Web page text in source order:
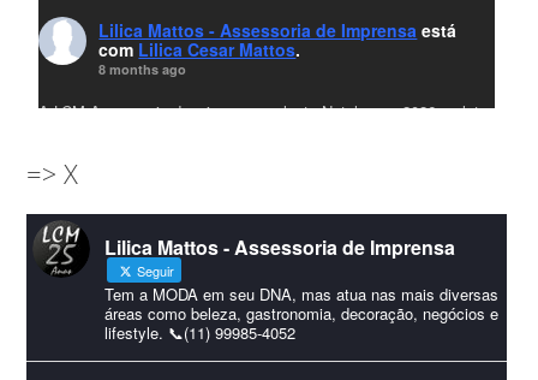
Lilica Mattos - Assessoria de Imprensa está
com Lilica Cesar Mattos.
8 months ago
A LCM Assessoria deseja um excelente Natal e um 2026 repleto
amigos que sempre nos acompanham!🎄✨🥂❤️
#lcmassessoriassessoria#natal #merrychristmas #felizanonovo
#HappyNewYear
Foto
Visualizar no Facebook · Compartilhar
=> X
Lilica Mattos - Assessoria de Imprensa
Seguir
Tem a MODA em seu DNA, mas atua nas mais diversas
áreas como beleza, gastronomia, decoração, negócios e
lifestyle. 📞(11) 99985-4052